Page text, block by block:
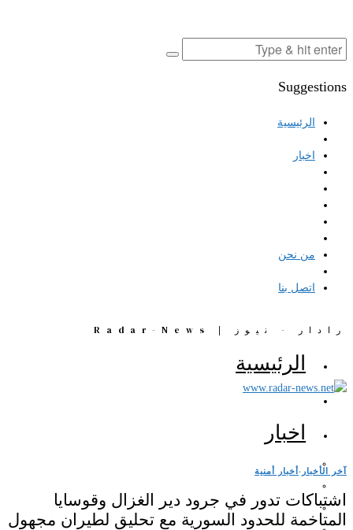
Suggestions
الرئيسية
اخبار
من نحن
اتصل بنا
رادار - نيوز | Radar-News
الرئيسية
اخبار
آخر الأخبار ·أخبار أمنية
اشتباكات تدور في جرود دير الغزال وقوسايا
المتاخمة للحدود السورية مع تحليق لطيران مجهول